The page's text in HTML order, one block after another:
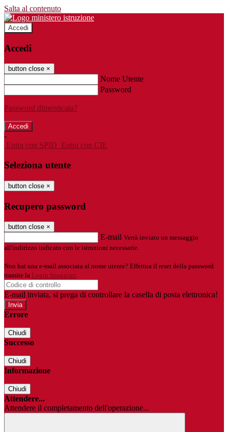
Salta al contenuto
Accedi
Accedi
button close ×
Nome Utente
Password
Password dimenticata?
-
Entra con SPID Entra con CIE
Seleziona utente
button close ×
Recupero password
button close ×
E-mail Verrà inviato un messaggio
all'indirizzo indicato con le istruzioni necessarie.
Non hai una e-mail associata al nome utente? Effettua il reset della password
tramite la Login Spaggiari
E-mail inviata, si prega di controllare la casella di posta elettronica!
Errore
Chiudi
Successo
Chiudi
Informazione
Chiudi
Attendere...
Attendere il completamento dell'operazione...